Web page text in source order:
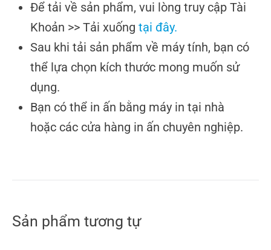
Để tải về sản phẩm, vui lòng truy cập Tài
Khoản >> Tải xuống tại đây.
Sau khi tải sản phẩm về máy tính, bạn có
thể lựa chọn kích thước mong muốn sử
dụng.
Bạn có thể in ấn bằng máy in tại nhà
hoặc các cửa hàng in ấn chuyên nghiệp.
Sản phẩm tương tự